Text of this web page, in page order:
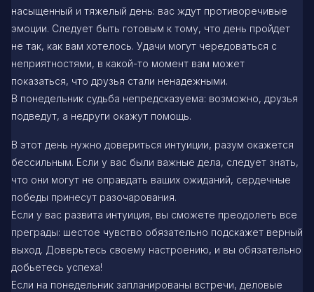
насыщенный и тяжелый день: вас ждут противоречивые
эмоции. Следует быть готовым к тому, что день пройдет
не так, как вам хотелось. Удачи могут чередоваться с
неприятностями, в какой-то момент вам может
показаться, что друзья стали ненадежными.
В понедельник судьба непредсказуема: возможно, друзья
подведут, а недруги окажут помощь.
В этот день нужно довериться интуиции, разум окажется
бессильным. Если у вас были важные дела, следует знать,
что они могут не оправдать ваших ожиданий, сердечные
победы принесут разочарования.
Если у вас развита интуиция, вы сможете преодолеть все
преграды: шестое чувство обязательно подскажет верный
выход. Доверьтесь своему настроению, и вы обязательно
добьетесь успеха!
Если на понедельник запланированы встречи, деловые